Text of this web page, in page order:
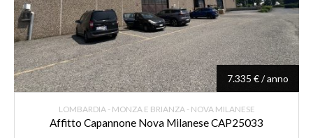
7.335 € / anno
LOMBARDIA - MONZA E BRIANZA - NOVA MILANESE
Affitto Capannone Nova Milanese CAP25033